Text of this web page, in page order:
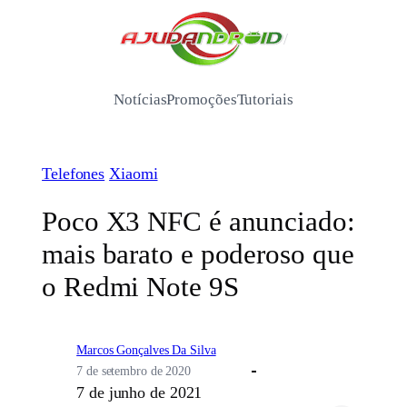
/
NotíciasPromoçõesTutoriais
Telefones Xiaomi
Poco X3 NFC é anunciado:
mais barato e poderoso que
o Redmi Note 9S
Marcos Gonçalves Da Silva
7 de setembro de 2020
7 de junho de 2021